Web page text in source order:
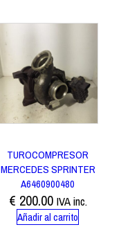
TUROCOMPRESOR
MERCEDES SPRINTER
A6460900480
€ 200.00 IVA inc.
Añadir al carrito